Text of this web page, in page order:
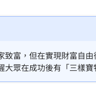
重摔！網抖：求放過
突開車門害摔車
新暴風圈侵襲率曝光
致富，但在實現財富自
大眾在成功後有「三樣